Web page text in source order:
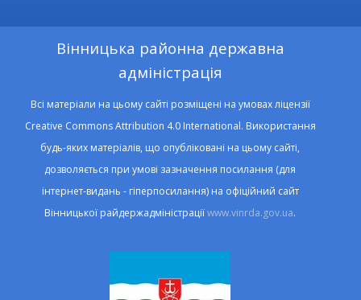
Вінницька районна державна
адміністрація
Всі матеріали на цьому сайті розміщені на умовах ліцензії
Creative Commons Attribution 4.0 International. Використання
будь-яких матеріалів, що опубліковані на цьому сайті,
дозволяється при умові зазначення посилання (для
інтернет-видань - гіперпосилання) на офіційний сайт
Вінницької райдержадміністраціїwww.vinrda.gov.ua.